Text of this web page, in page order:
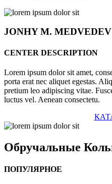
JONHYM. MEDVEDEV
CENTER DESCRIPTION
Lorem ipsum dolor sit amet,
porta erat nec aliquet egestas.
pretium leo adipiscing vitae.
luctus vel. Aenean consectetu.
Обручальные
ПОПУЛЯРНОЕ